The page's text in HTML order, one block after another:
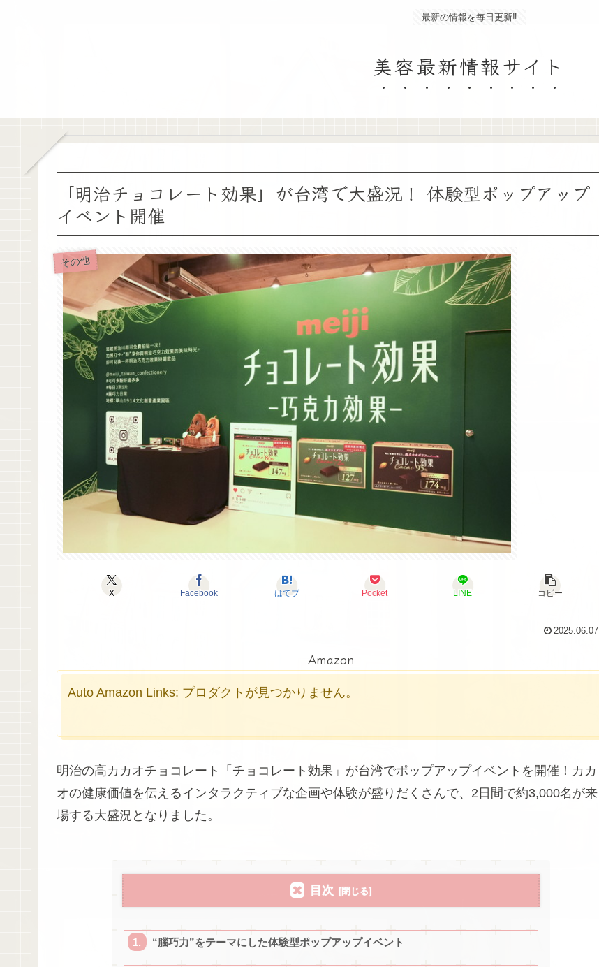
最新の情報を毎日更新‼
美容最新情報サイト
「明治チョコレート効果」が台湾で大盛況！ 体験型ポップアップ
イベント開催
その他
X Facebook はてブ Pocket LINE コピー
2025.06.07
Amazon
Auto Amazon Links: プロダクトが見つかりません。
明治の高カカオチョコレート「チョコレート効果」が台湾でポップアップイベントを開催！カカ
オの健康価値を伝えるインタラクティブな企画や体験が盛りだくさんで、2日間で約3,000名が来
場する大盛況となりました。
目次
“腦巧力”をテーマにした体験型ポップアップイベント